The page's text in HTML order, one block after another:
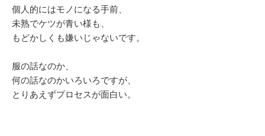
個人的にはモノになる手前、
未熟でケツが青い様も、
もどかしくも嫌いじゃないです。
服の話なのか、
何の話なのかいろいろですが、
とりあえずプロセスが面白い。